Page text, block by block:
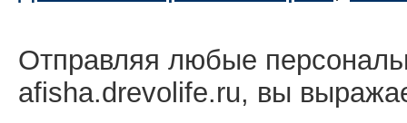
Отправляя любые
afisha.drevolife.ru, вы